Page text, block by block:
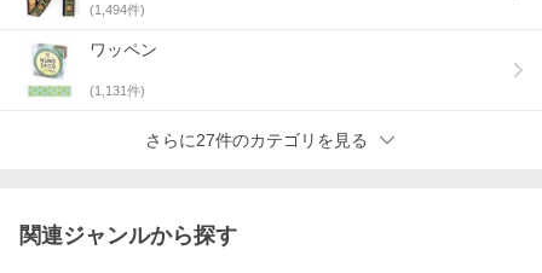
(1,494件)
ワッペン
(1,131件)
さらに27件のカテゴリを見る
関連ジャンルから探す